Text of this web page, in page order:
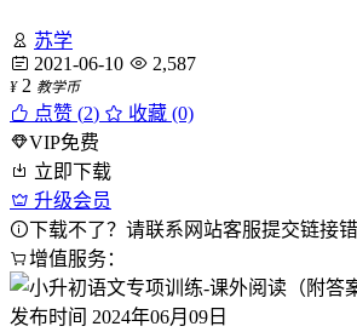
苏学
2021-06-10
2,587
¥ 2 教学币
点赞 (2)
收藏 (0)
VIP免费
立即下载
升级会员
下载不了？请联系网站客服提交链接错
增值服务：
发布时间 2024年06月09日